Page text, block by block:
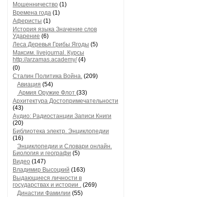
Мошенничество (1)
Времена года (1)
Аферисты (1)
История языка Значение слов
Ударение (6)
Леса Деревья Грибы Ягоды (5)
Максим. livejournal. Курсы
http://arzamas.academy/(4)
(0)
Сталин Политика Война. (209)
Авиация (54)
Армия Оружие Флот (33)
Архитектура Достопримечательности
(43)
Аудио: Радиостанции Записи Книги
(20)
Библиотека электр. Энциклопедии
(16)
Энциклопедии и Словари онлайн.
Биология и географи (5)
Видео (147)
Владимир Высоцкий (163)
Выдающиеся личности в
государствах и истории . (269)
Династии Фамилии (55)